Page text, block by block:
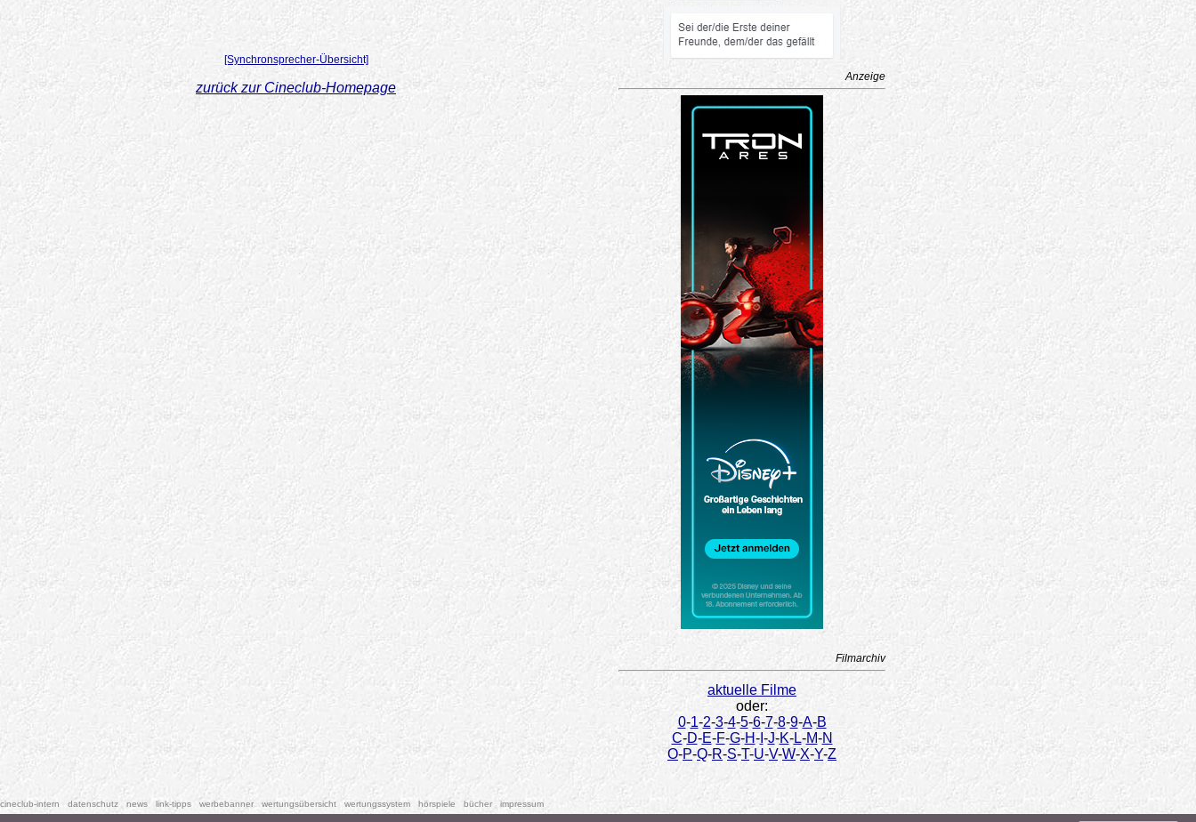
[Synchronsprecher-Übersicht]
zurück zur Cineclub-Homepage
Anzeige
Filmarchiv
aktuelle Filme
oder:
0-1-2-3-4-5-6-7-8-9-A-B
C-D-E-F-G-H-I -J-K-L-M-N
O-P-Q-R-S-T-U-V-W-X-Y-Z
cineclub-intern datenschutz news link-tipps werbebanner wertungsübersicht wertungssystem hörspiele bücher impressum